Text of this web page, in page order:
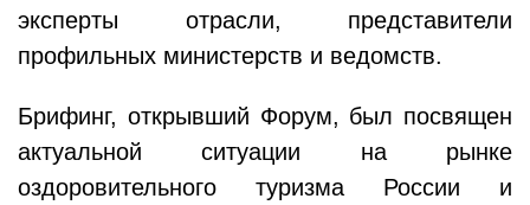
эксперты отрасли, представители
профильных министерств и ведомств.
Брифинг, открывший Форум, был посвящен
актуальной ситуации на рынке
оздоровительного туризма России и